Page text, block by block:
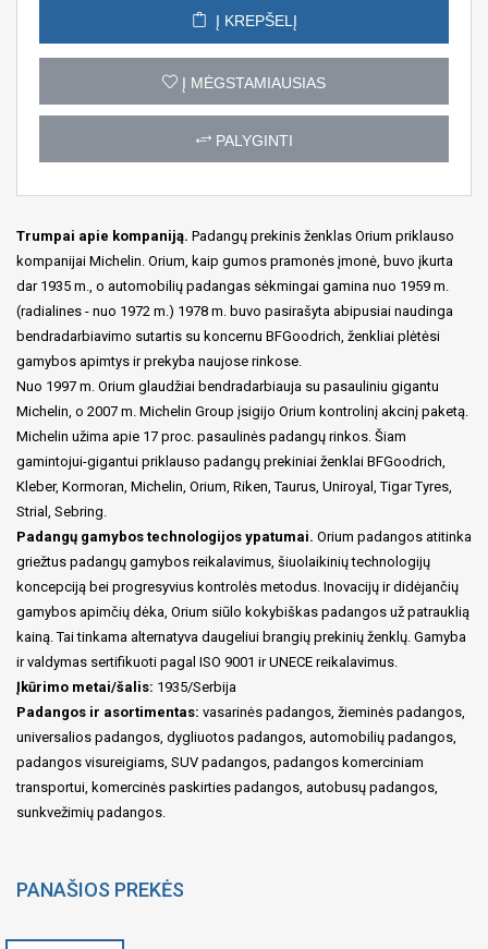
Į KREPŠELĮ
Į MĖGSTAMIAUSIAS
PALYGINTI
Trumpai apie kompaniją. Padangų prekinis ženklas Orium priklauso
kompanijai Michelin. Orium, kaip gumos pramonės įmonė, buvo įkurta
dar 1935 m., o automobilių padangas sėkmingai gamina nuo 1959 m.
(radialines - nuo 1972 m.) 1978 m. buvo pasirašyta abipusiai naudinga
bendradarbiavimo sutartis su koncernu BFGoodrich, ženkliai plėtėsi
gamybos apimtys ir prekyba naujose rinkose.
Nuo 1997 m. Orium glaudžiai bendradarbiauja su pasauliniu gigantu
Michelin, o 2007 m. Michelin Group įsigijo Orium kontrolinį akcinį paketą.
Michelin užima apie 17 proc. pasaulinės padangų rinkos. Šiam
gamintojui-gigantui priklauso padangų prekiniai ženklai BFGoodrich,
Kleber, Kormoran, Michelin, Orium, Riken, Taurus, Uniroyal, Tigar Tyres,
Strial, Sebring.
Padangų gamybos technologijos ypatumai. Orium padangos atitinka
griežtus padangų gamybos reikalavimus, šiuolaikinių technologijų
koncepciją bei progresyvius kontrolės metodus. Inovacijų ir didėjančių
gamybos apimčių dėka, Orium siūlo kokybiškas padangos už patrauklią
kainą. Tai tinkama alternatyva daugeliui brangių prekinių ženklų. Gamyba
ir valdymas sertifikuoti pagal ISO 9001 ir UNECE reikalavimus.
Įkūrimo metai/šalis: 1935/Serbija
Padangos ir asortimentas: vasarinės padangos, žieminės padangos,
universalios padangos, dygliuotos padangos, automobilių padangos,
padangos visureigiams, SUV padangos, padangos komerciniam
transportui, komercinės paskirties padangos, autobusų padangos,
sunkvežimių padangos.
PANAŠIOS PREKĖS